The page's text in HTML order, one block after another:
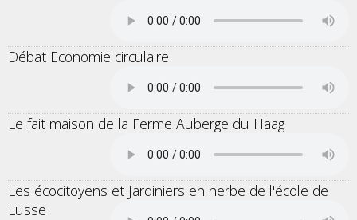
Débat Economie circulaire
Le fait maison de la Ferme Auberge du Haag
Les écocitoyens et Jardiniers en herbe de l'école de
Lusse